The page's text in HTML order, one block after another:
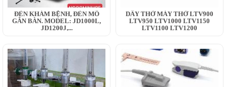
ĐÈN KHÁM BỆNH, ĐÈN MỔ
GẮN BÀN. MODEL: JD1000L,
JD1200J,...
DÂY THỞ MÁY THỞ LTV900
LTV950 LTV1000 LTV1150
LTV1100 LTV1200